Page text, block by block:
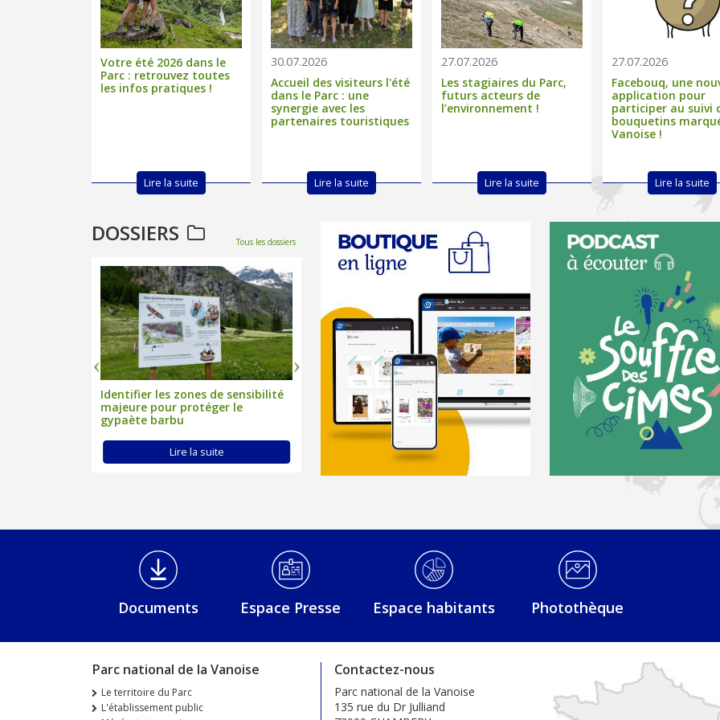
Votre été 2026 dans le
Parc : retrouvez toutes
les infos pratiques !
Lire la suite
30.07.2026
Accueil des visiteurs l'été
dans le Parc : une
synergie avec les
partenaires touristiques
Lire la suite
27.07.2026
Les stagiaires du Parc,
futurs acteurs de
l’environnement !
Lire la suite
27.07.2026
Facebouq, une
application pour
participer au suivi
bouquetins
Vanoise !
Lire la suite
Exposition - De fleur
AOÛ
Rencontre avec les
agents du Parc
national de la Vanoise
Val-d'Isère
DOSSIERS Tous les dossiers
Identifier les zones de sensibilité
majeure pour protéger le
gypaète barbu
Lire la suite
En Vanoise, on a l’esprit zéro
déchet !
Lire la suite
Réglementation de l'utilisation
de drones dans le cœur du Parc
national
Lire la suite
Médiathèque Footer
Documents Espace Presse Espace habitants Photothèque
Parc national de la Vanoise
Le territoire du Parc
L'établissement public
Contactez-nous
Parc national de la Vanoise
135 rue du Dr Julliand